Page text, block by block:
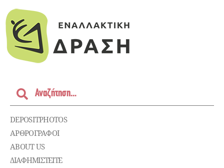
DEPOSITPHOTOS
ΑΡΘΡΟΓΡΑΦΟΙ
ABOUT US
ΔΙΑΦΗΜΙΣΤΕΊΤΕ